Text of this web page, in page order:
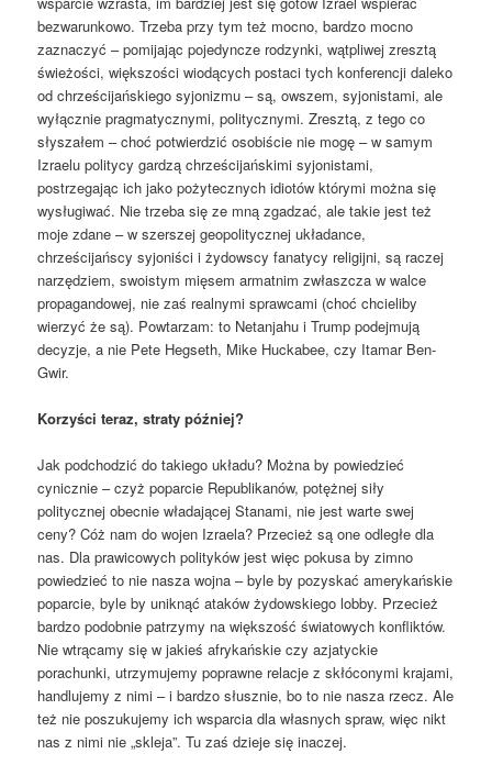
bezwarunkowo. Trzeba przy tym też mocno, bardzo mocno
zaznaczyć – pomijając pojedyncze rodzynki, wątpliwej zresztą
świeżości, większości wiodących postaci tych konferencji daleko
od chrześcijańskiego syjonizmu – są, owszem, syjonistami, ale
wyłącznie pragmatycznymi, politycznymi. Zresztą, z tego co
słyszałem – choć potwierdzić osobiście nie mogę – w samym
Izraelu politycy gardzą chrześcijańskimi syjonistami,
postrzegając ich jako pożytecznych idiotów którymi można się
wysługiwać. Nie trzeba się ze mną zgadzać, ale takie jest też
moje zdane – w szerszej geopolitycznej układance,
chrześcijańscy syjoniści i żydowscy fanatycy religijni, są raczej
narzędziem, swoistym mięsem armatnim zwłaszcza w walce
propagandowej, nie zaś realnymi sprawcami (choć chcieliby
wierzyć że są). Powtarzam: to Netanjahu i Trump podejmują
decyzje, a nie Pete Hegseth, Mike Huckabee, czy Itamar Ben-
Gwir.
Korzyści teraz, straty później?
Jak podchodzić do takiego układu? Można by powiedzieć
cynicznie – czyż poparcie Republikanów, potężnej siły
politycznej obecnie władającej Stanami, nie jest warte swej
ceny? Cóż nam do wojen Izraela? Przecież są one odległe dla
nas. Dla prawicowych polityków jest więc pokusa by zimno
powiedzieć to nie nasza wojna – byle by pozyskać amerykańskie
poparcie, byle by uniknąć ataków żydowskiego lobby. Przecież
bardzo podobnie patrzymy na większość światowych konfliktów.
Nie wtrącamy się w jakieś afrykańskie czy azjatyckie
porachunki, utrzymujemy poprawne relacje z skłóconymi krajami,
handlujemy z nimi – i bardzo słusznie, bo to nie nasza rzecz. Ale
też nie poszukujemy ich wsparcia dla własnych spraw, więc nikt
nas z nimi nie „skleja”. Tu zaś dzieje się inaczej.